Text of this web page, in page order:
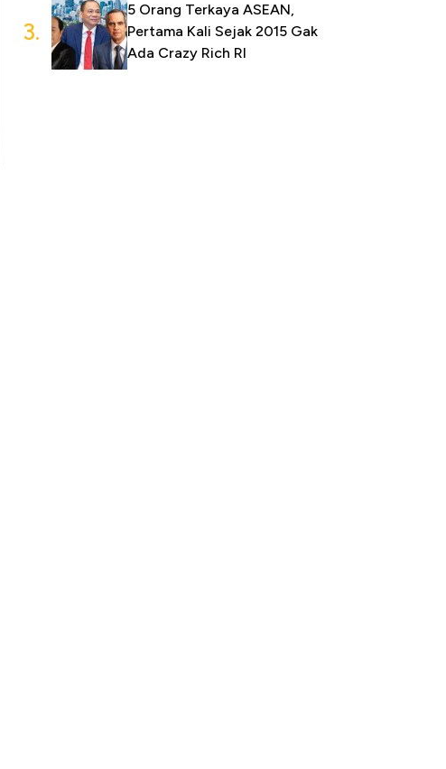
3.
5 Orang Terkaya ASEAN,
Pertama Kali Sejak 2015 Gak
Ada Crazy Rich RI